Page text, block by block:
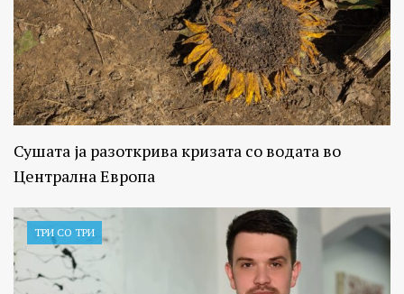
Сушата ја разоткрива кризата со водата во
Централна Европа
ТРИ СО ТРИ